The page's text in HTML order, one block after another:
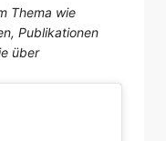
Thema wie
Publikationen
über